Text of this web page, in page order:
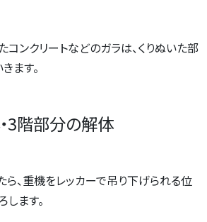
ンクリートなどのガラは、くりぬいた部
ます。
・3階部分の解体
、重機をレッカーで吊り下げられる位
ます。